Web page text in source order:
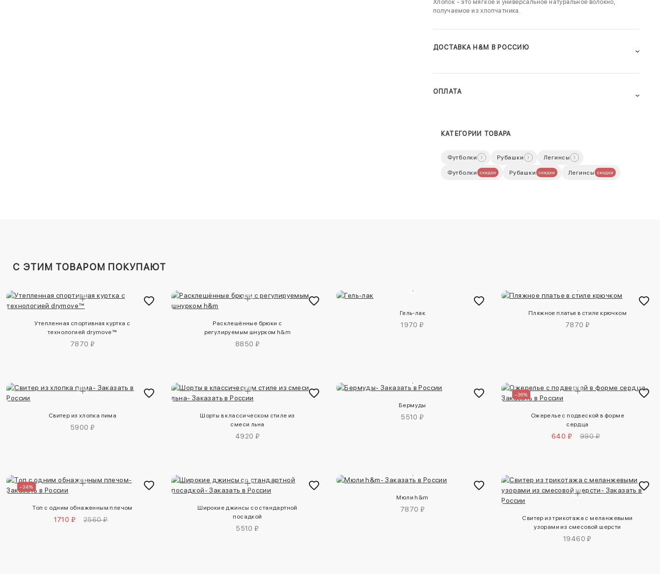
Хлопок - это мягкое и универсальное натуральное волокно,
получаемое из хлопчатника.
ДОСТАВКА H&M В РОССИЮ
ОПЛАТА
КАТЕГОРИИ ТОВАРА
Футболки Рубашки Легинсы
Футболки скидки Рубашки скидки Легинсы скидки
C ЭТИМ ТОВАРОМ ПОКУПАЮТ
Утепленная спортивная куртка с
технологией drymove™
7870 ₽
Расклешённые брюки с
регулируемым шнурком h&m
8850 ₽
Гель-лак
1970 ₽
Пляжное платье в стиле крючком
7870 ₽
Свитер из хлопка пима
5900 ₽
Шорты в классическом стиле из
смеси льна
4920 ₽
Бермуды
5510 ₽
–36%
Ожерелье с подвеской в форме
сердца
640 ₽ 990 ₽
–34%
Топ с одним обнаженным плечом
1710 ₽ 2560 ₽
Широкие джинсы со стандартной
посадкой
5510 ₽
Мюли h&m
7870 ₽
Свитер из трикотажа с меланжевыми
узорами из смесовой шерсти
19460 ₽